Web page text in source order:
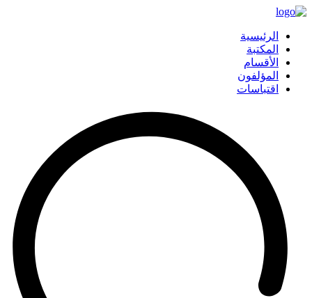
الرئيسية
المكتبة
الأقسام
المؤلفون
اقتباسات